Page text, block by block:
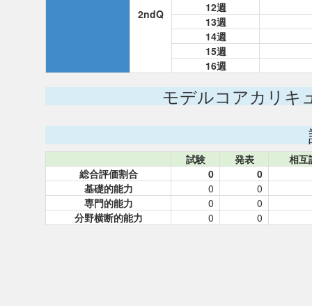
2ndQ
12週
13週
14週
15週
16週
モデルコアカリキ
試験 発表
相互
総合評価割合
0
0
基礎的能力
0
0
専門的能力
0
0
分野横断的能力
0 0